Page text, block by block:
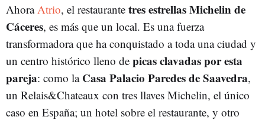
Ahora Atrio, el restaurante tres estrellas Michelin de
Cáceres, es más que un local. Es una fuerza
transformadora que ha conquistado a toda una ciudad y
un centro histórico lleno de picas clavadas por esta
pareja: como la Casa Palacio Paredes de Saavedra,
un Relais&Chateaux con tres llaves Michelin, el único
caso en España; un hotel sobre el restaurante, y otro